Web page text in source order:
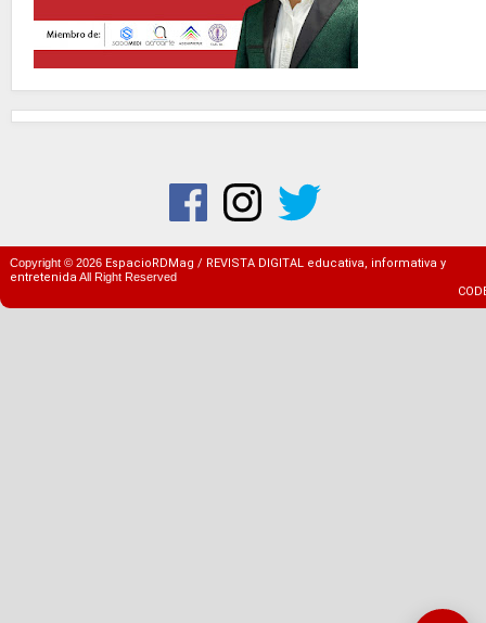
Copyright © 2026 EspacioRDMag / REVISTA DIGITAL educativa, informativa y
entretenidaAll Right Reserved